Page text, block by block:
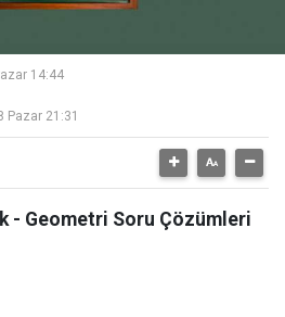
14:44
Pazar 21:31
- Geometri Soru Çözümleri